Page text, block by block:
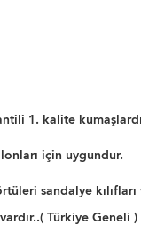
1. kalite
için uygundur.
sandalye
Türkiye Geneli )